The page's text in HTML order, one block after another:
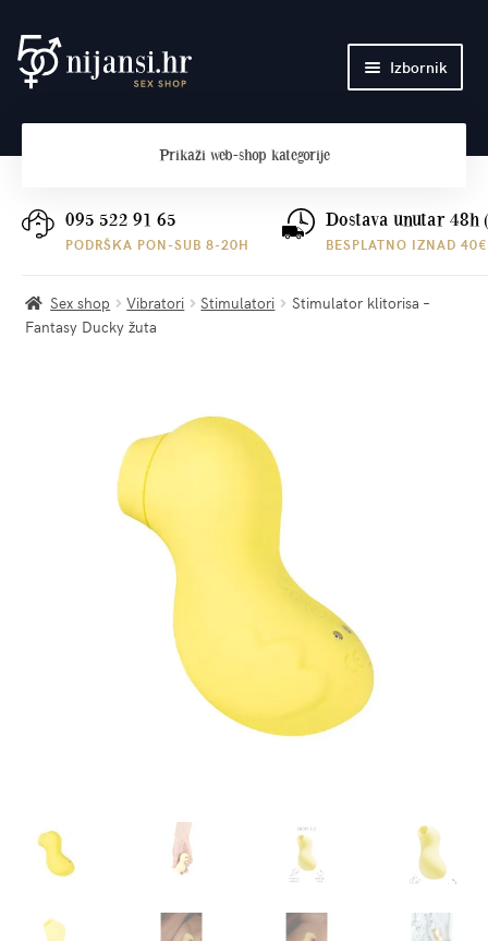
Preskoči
na
Skoči
do
Izbornik
Plaćanje i dostava
Prikaži web-shop kategorije
095 522 91 65
PODRŠKA PON-SUB 8-20H
Dostava unutar 48h
BESPLATNO IZNAD 40€
Sex shop Vibratori Stimulatori
Stimulator klitorisa –
Fantasy Ducky žuta